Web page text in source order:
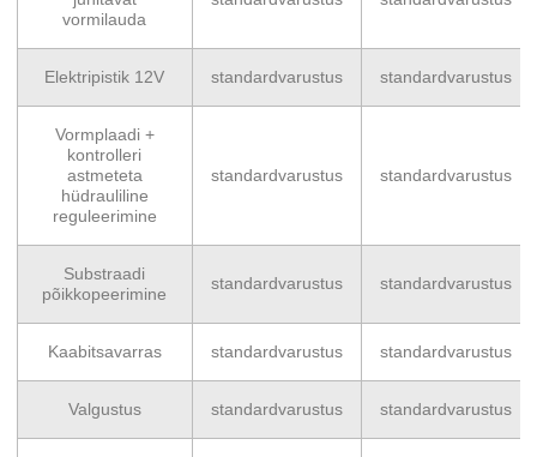
vormilauda
Elektripistik 12V standardvarustus standardvarustus
Vormplaadi +
kontrolleri
astmeteta
hüdrauliline
reguleerimine
standardvarustus standardvarustus
Substraadi
põikkopeerimine
standardvarustus standardvarustus
Kaabitsavarras standardvarustus standardvarustus
Valgustus standardvarustus standardvarustus